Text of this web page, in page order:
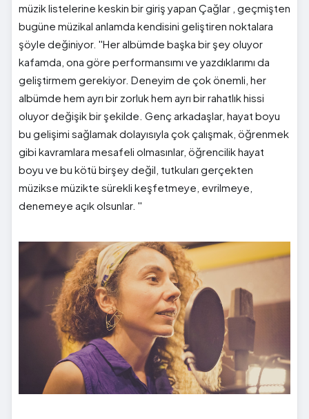
müzik listelerine keskin bir giriş yapan Çağlar , geçmişten
bugüne müzikal anlamda kendisini geliştiren noktalara
şöyle değiniyor. ''Her albümde başka bir şey oluyor
kafamda, ona göre performansımı ve yazdıklarımı da
geliştirmem gerekiyor. Deneyim de çok önemli, her
albümde hem ayrı bir zorluk hem ayrı bir rahatlık hissi
oluyor değişik bir şekilde. Genç arkadaşlar, hayat boyu
bu gelişimi sağlamak dolayısıyla çok çalışmak, öğrenmek
gibi kavramlara mesafeli olmasınlar, öğrencilik hayat
boyu ve bu kötü birşey değil, tutkuları gerçekten
müzikse müzikte sürekli keşfetmeye, evrilmeye,
denemeye açık olsunlar. ''